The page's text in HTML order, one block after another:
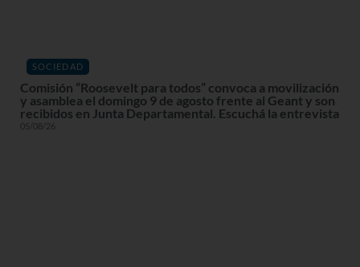
SOCIEDAD
Comisión “Roosevelt para todos” convoca a movilización
y asamblea el domingo 9 de agosto frente al Geant y son
recibidos en Junta Departamental. Escuchá la entrevista
05/08/26